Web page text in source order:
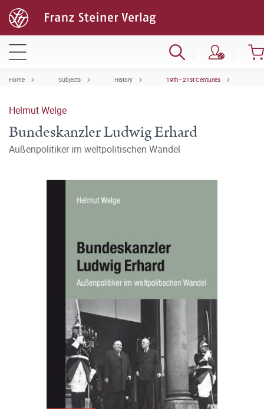
Home Subjects History 19th–21st Centuries
Helmut Welge
Bundeskanzler Ludwig Erhard
Außenpolitiker im weltpolitischen Wandel